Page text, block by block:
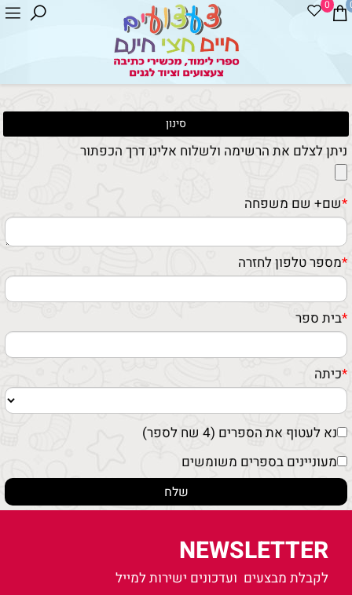
0
סינון
ניתן לצלם את הרשימה ולשלוח אלינו דרך הכפתור
*שם+ שם משפחה
*מספר טלפון לחזרה
*בית ספר
*כיתה
נא לעטוף את הספרים (4 שח לספר)
מעוניינים בספרים משומשים
NEWSLETTER
לקבלת מבצעים ועדכונים ישירות למייל